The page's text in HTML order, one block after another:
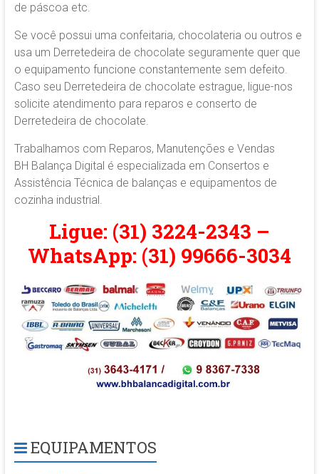
de páscoa etc.
Se você possui uma confeitaria, chocolateria ou outros e
usa um Derretedeira de chocolate seguramente quer que
o equipamento funcione constantemente sem defeito.
Caso seu Derretedeira de chocolate estrague, ligue-nos
solicite atendimento para reparos e conserto de
Derretedeira de chocolate.
Trabalhamos com Reparos, Manutenções e Vendas
BH Balança Digital é especializada em Consertos e
Assistência Técnica de balanças e equipamentos de
cozinha industrial.
Ligue: (31) 3224-2343 –
WhatsApp: (31) 99666-3034
EQUIPAMENTOS